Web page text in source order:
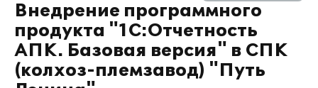
Внедрение программного
продукта "1С:Отчетность
АПК. Базовая версия" в СПК
(колхоз-племзавод) "Путь